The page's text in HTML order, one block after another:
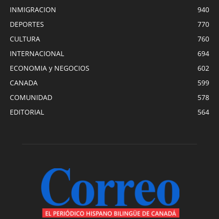
INMIGRACION
940
DEPORTES
770
CULTURA
760
INTERNACIONAL
694
ECONOMIA y NEGOCIOS
602
CANADA
599
COMUNIDAD
578
EDITORIAL
564